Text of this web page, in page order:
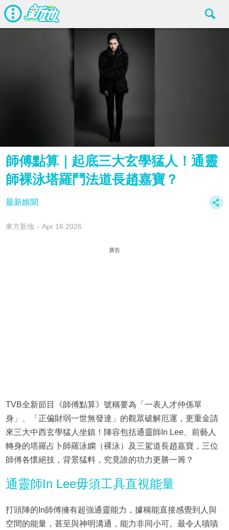
師傅點算｜起底三大玄學猛人！通靈
師裸泳塔羅鬥法道長趙嘉寶？
最新娛聞
東方新地 Apr 16 2026
廣告
TVB全新節目《師傅點算》號稱要為「一表人才仲係單
身」、「正偏財弱一世無發達」的觀眾破解厄運，更重金請
來三大中西玄學猛人坐鎮！陣容包括通靈師In Lee、前藝人
轉身的塔羅占卜師羅泳嫻（裸泳）及三駕道長趙嘉寶，三位
師傅各懷絕技，背景猛料，究竟誰的功力更勝一籌？
通靈師In Lee毋須工具直視能量
打頭陣的In師傅擁有超強通靈能力，據稱能直接感覺到人與
空間的能量，甚至與神明溝通，能力非同小可。最令人嘖嘖